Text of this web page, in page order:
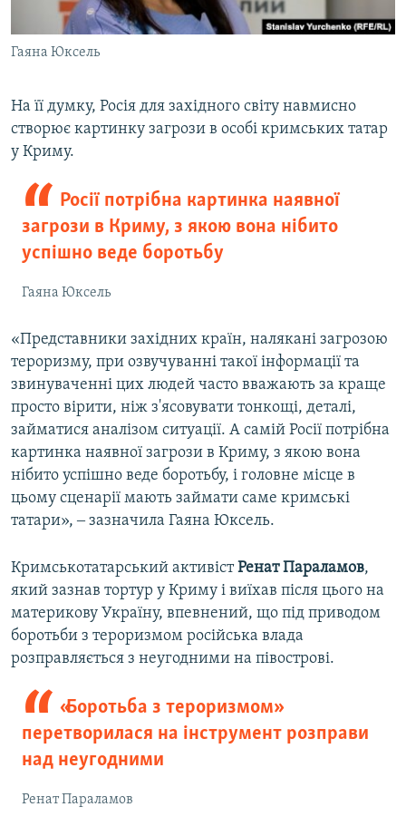
Гаяна Юксель
На її думку, Росія для західного світу навмисно
створює картинку загрози в особі кримських татар
у Криму.
Росії потрібна картинка наявної
загрози в Криму, з якою вона нібито
успішно веде боротьбу
Гаяна Юксель
«Представники західних країн, налякані загрозою
тероризму, при озвучуванні такої інформації та
звинуваченні цих людей часто вважають за краще
просто вірити, ніж з'ясовувати тонкощі, деталі,
займатися аналізом ситуації. А самій Росії потрібна
картинка наявної загрози в Криму, з якою вона
нібито успішно веде боротьбу, і головне місце в
цьому сценарії мають займати саме кримські
татари», ‒ зазначила Гаяна Юксель.
Кримськотатарський активістРенат Параламов,
який зазнав тортур у Криму і виїхав після цього на
материкову Україну, впевнений, що під приводом
боротьби з тероризмом російська влада
розправляється з неугодними на півострові.
«Боротьба з тероризмом»
перетворилася на інструмент розправи
над неугодними
Ренат Параламов